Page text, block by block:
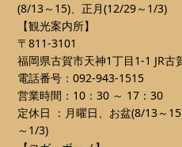
(8/13～15)、正月(12/29～1/3)
【観光案内所】
〒811-3101
福岡県古賀市天神1丁目1-1 JR古
電話番号：092-943-1515
営業時間：10：30 ～ 17：30
定休日 ：月曜日、お盆(8/13～
～1/3)